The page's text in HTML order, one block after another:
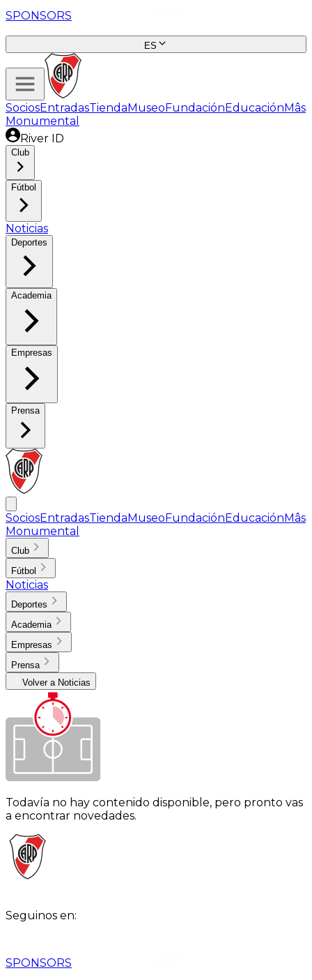
SPONSORS
ES
SociosEntradasTiendaMuseoFundaciónEducaciónMâs
Monumental
River ID
Club
Fútbol
Noticias
Deportes
Academia
Empresas
Prensa
SociosEntradasTiendaMuseoFundaciónEducaciónMâs
Monumental
Club
Fútbol
Noticias
Deportes
Academia
Empresas
Prensa
Volver a Noticias
Todavía no hay contenido disponible, pero pronto vas
a encontrar novedades.
Seguinos en:
SPONSORS